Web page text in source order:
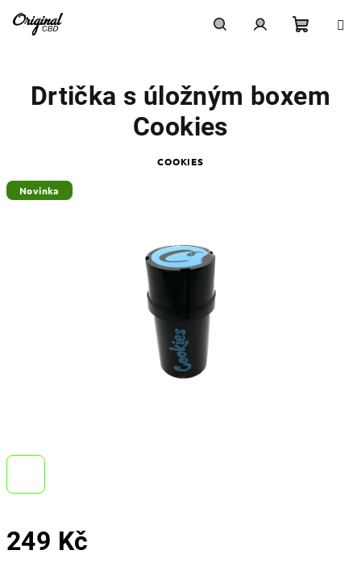
košík
249 Kč
Drtička s úložným boxem
Cookies
COOKIES
Novinka